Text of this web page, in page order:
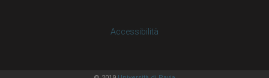
Accessibilità